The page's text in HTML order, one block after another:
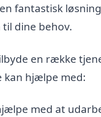
fantastisk
dine behov.
en række
kan hjælpe med:
med at